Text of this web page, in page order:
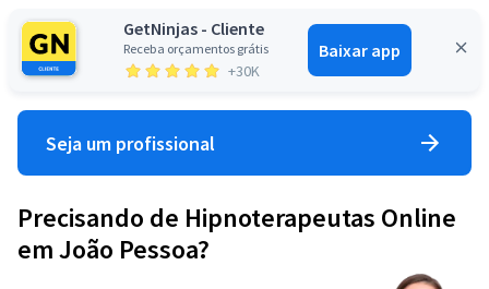
GetNinjas - Cliente
Receba orçamentos grátis
+30K
Baixar app
Entrar
Seja um profissional
Precisando de Hipnoterapeutas Online
em João Pessoa?